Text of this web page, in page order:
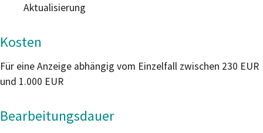
Aktualisierung
Kosten
Für eine Anzeige abhängig vom Einzelfall zwischen 230 EUR
und 1.000 EUR
Bearbeitungsdauer